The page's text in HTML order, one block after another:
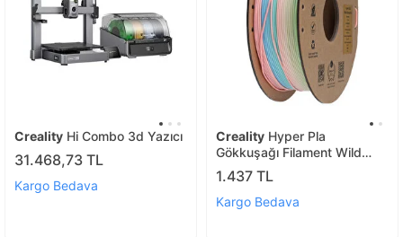
Creality Hi Combo 3d Yazıcı
31.468,73 TL
Kargo Bedava
Creality Hyper Pla
Gökkuşağı Filament Wild
Blossom - Long 1.75mm 1kg
1.437 TL
Kargo Bedava